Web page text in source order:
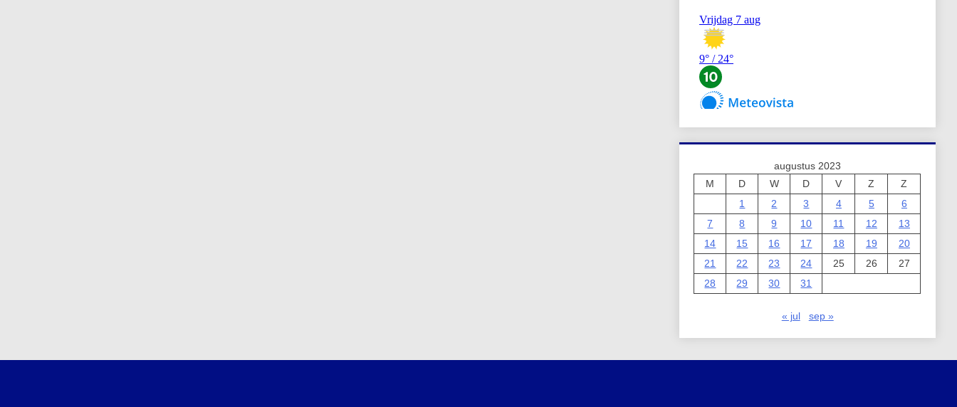
augustus 2023
M
D W D V Z
Z
1
2 3 4 5
6
7
8 9 10 11 12
13
14
15 16 17 18 19
20
21
22 23 24 25 26
27
28
29 30 31
« jul sep »